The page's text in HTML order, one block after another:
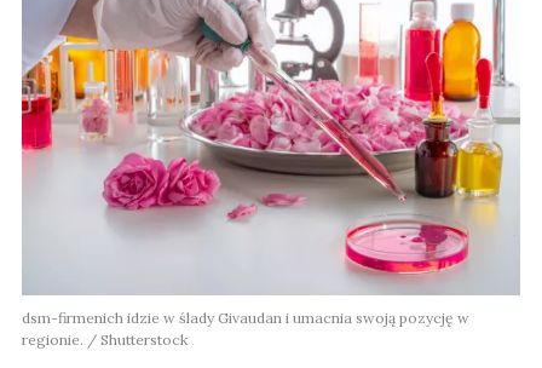
dsm-firmenich idzie w ślady Givaudan i umacnia swoją pozycję w
regionie. / Shutterstock